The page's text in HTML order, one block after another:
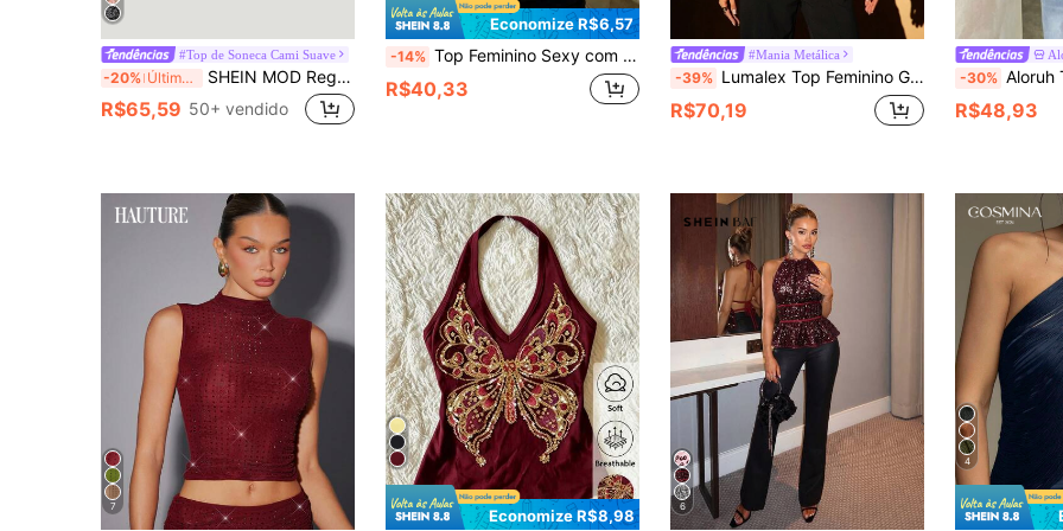
#Top de Soneca Cami Suave
-20% Últimos 3 dias SHEIN MOD Regata Cropped com Decoração de Lantejoulas Feminina, Formal, Primavera/Verão, Festa, Casamento, Top Elegante, Saída, Aniversário
R$65,59 50+ vendido
Economize R$6,57
-14% Top Feminino Sexy com Lantejoulas, Costas Abertas e Alça Halter, Top Sem Mangas com Blocos de Cor e Lantejoulas para o Verão, Top Feminino Retrô Y2K com Lantejoulas, Adequado para Sair, Festa, Show, Fantasia de Halloween
R$40,33
#Mania Metálica
-39% Lumalex Top Feminino Glamoroso com Alça Gargantilha, Ajuste Justo, Corrente Metálica com Lantejoulas
R$70,19
-30% Aloruh Top Cropped Bandeau
R$48,93
7 Economize R$8,98 6
4